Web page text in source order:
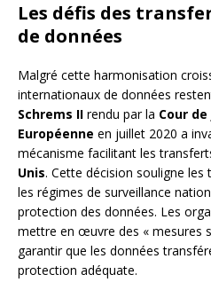
Les défis des
de données
Malgré cette harmonisation
internationaux de données
Schrems II rendu par la Cour
Européenne en juillet 2020 a
mécanisme facilitant les
Unis. Cette décision souligne
les régimes de surveillance
protection des données. Les
mettre en œuvre des « mesures
garantir que les données
protection adéquate.